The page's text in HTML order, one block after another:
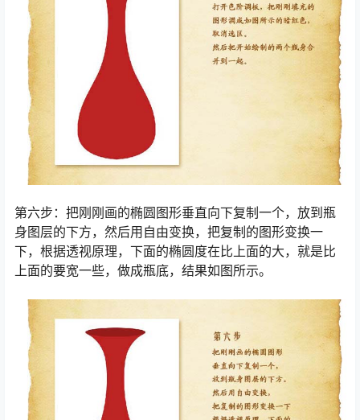
第六步：把刚刚画的椭圆图形垂直向下复制一个，放到瓶
身图层的下方，然后用自由变换，把复制的图形变换一
下，根据透视原理，下面的椭圆度在比上面的大，就是比
上面的要宽一些，做成瓶底，结果如图所示。